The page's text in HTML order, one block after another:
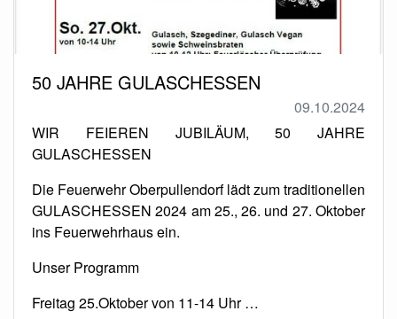
50 JAHRE GULASCHESSEN
09.10.2024
WIR FEIEREN JUBILÄUM, 50 JAHRE
GULASCHESSEN
Die Feuerwehr Oberpullendorf lädt zum traditionellen
GULASCHESSEN 2024 am 25., 26. und 27. Oktober
ins Feuerwehrhaus ein.
Unser Programm
Freitag 25.Oktober von 11-14 Uhr …